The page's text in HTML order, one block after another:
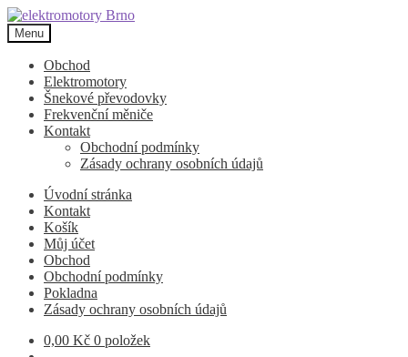
Přeskočit
na
navigaci
Přejít
k
obsahu
webu
Menu
Obchod
Elektromotory
Šnekové převodovky
Frekvenční měniče
Kontakt
Obchodní podmínky
Zásady ochrany osobních údajů
Úvodní stránka
Kontakt
Košík
Můj účet
Obchod
Obchodní podmínky
Pokladna
Zásady ochrany osobních údajů
0,00 Kč 0 položek